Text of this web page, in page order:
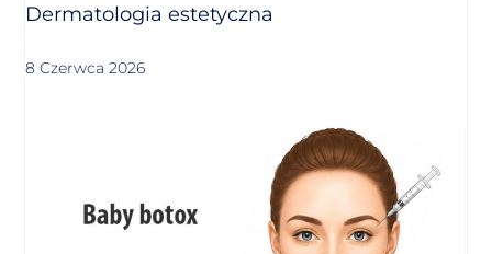
Dermatologia estetyczna
8 Czerwca 2026